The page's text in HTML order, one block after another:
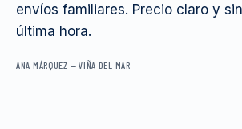
envíos familiares. Precio claro y
última hora.
ANA MÁRQUEZ —VIÑA DEL MAR